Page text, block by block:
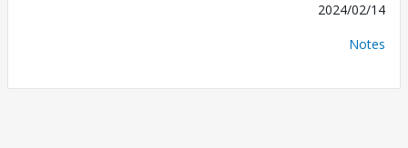
2024/